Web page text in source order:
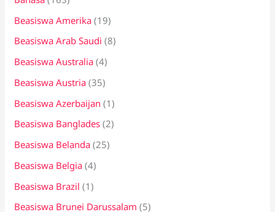
t
u
k
:
Beasiswa Amerika (19)
Beasiswa Arab Saudi (8)
Beasiswa Australia (4)
Beasiswa Austria (35)
Beasiswa Azerbaijan (1)
Beasiswa Banglades (2)
Beasiswa Belanda (25)
Beasiswa Belgia (4)
Beasiswa Brazil (1)
Beasiswa Brunei Darussalam (5)